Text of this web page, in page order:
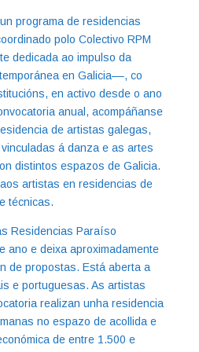
programa de residencias
polo Colectivo RPM
dedicada ao impulso da
en Galicia––, co
en activo desde o ano
anual, acompáñanse
de artistas galegas,
á danza e as artes
distintos espazos de Galicia.
artistas en residencias de
técnicas.
Residencias Paraíso
ano e deixa aproximadamente
de propostas. Está aberta a
e portuguesas. As artistas
realizan unha residencia
no espazo de acollida e
de entre 1.500 e